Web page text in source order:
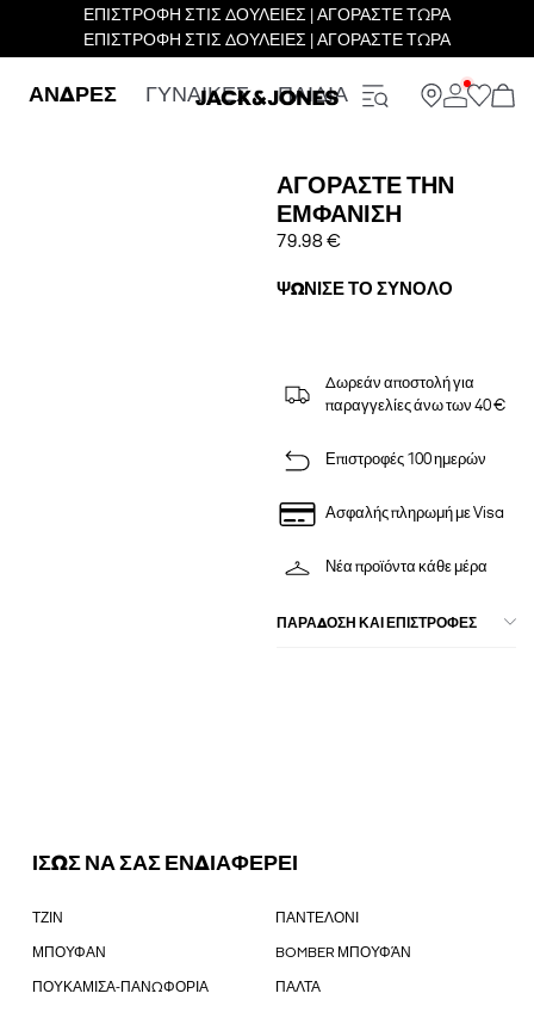
ΕΠΙΣΤΡΟΦΗ ΣΤΙΣ ΔΟΥΛΕΙΕΣ | ΑΓΟΡΑΣΤΕ ΤΩΡΑ
ΕΠΙΣΤΡΟΦΗ ΣΤΙΣ ΔΟΥΛΕΙΕΣ | ΑΓΟΡΑΣΤΕ ΤΩΡΑ
ΑΝΔΡΕΣ ΓΥΝΑΙΚΕΣ ΠΑΙΔΙΑ
ΑΓΟΡΆΣΤΕ ΤΗΝ
ΕΜΦΆΝΙΣΗ
79.98 €
ΨΏΝΙΣΕ ΤΟ ΣΎΝΟΛΟ
Δωρεάν αποστολή για
παραγγελίες άνω των 40 €
Επιστροφές 100 ημερών
Ασφαλής πληρωμή με Visa
Νέα προϊόντα κάθε μέρα
ΠΑΡΑΔΟΣΗ ΚΑΙ ΕΠΙΣΤΡΟΦΕΣ
ΙΣΩΣ ΝΑ ΣΑΣ ΕΝΔΙΑΦΕΡΕΙ
ΤΖΙΝ ΠΑΝΤΕΛΟΝΙ
ΜΠΟΥΦΑΝ BOMBER ΜΠΟΥΦΆΝ
ΠΟΥΚΑΜΙΣΑ-ΠΑΝΩΦΟΡΙΑ ΠΑΛΤΑ